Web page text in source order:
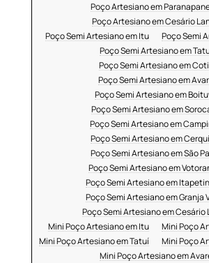
Poço Artesiano em
Poço Artesiano em Cesário
Poço Semi Artesiano em Itu
Poço Semi
Poço Semi Artesiano em
Poço Semi Artesiano em
Poço Semi Artesiano em
Poço Semi Artesiano em
Poço Semi Artesiano em
Poço Semi Artesiano em
Poço Semi Artesiano em
Poço Semi Artesiano em São
Poço Semi Artesiano em
Poço Semi Artesiano em
Poço Semi Artesiano em Granja
Poço Semi Artesiano em Cesário
Mini Poço Artesiano em Itu
Mini Poço
Mini Poço Artesiano em Tatuí
Mini Poço
Mini Poço Artesiano em